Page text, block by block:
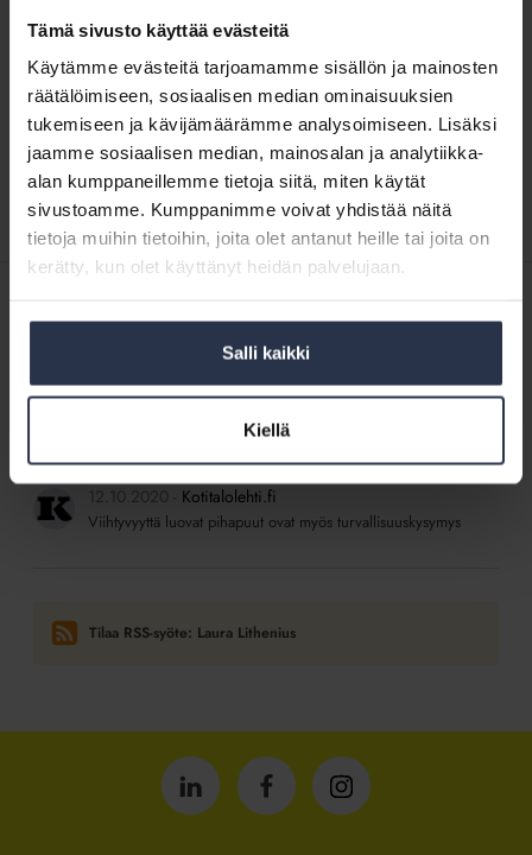
Tämä sivusto käyttää evästeitä
Käytämme evästeitä tarjoamamme sisällön ja mainosten
räätälöimiseen, sosiaalisen median ominaisuuksien
tukemiseen ja kävijämäärämme analysoimiseen. Lisäksi
jaamme sosiaalisen median, mainosalan ja analytiikka-
alan kumppaneillemme tietoja siitä, miten käytät
sivustoamme. Kumppanimme voivat yhdistää näitä
tietoja muihin tietoihin, joita olet antanut heille tai joita on
kerätty, kun olet käyttänyt heidän palvelujaan.
Salli kaikki
Kiellä
muustakin
koronasta
–
merkittävät
energiatehokkuuslait
etenivät
energiatehokkuuslait etenivät
Kulunutta vuotta kuvasi onneksi jokin muukin kuin
koronaepidemia. Vuosi 2020 oli nimittäin rakennusten
energiatehokkuuden kannalta tärkeä. Rakennuksissa on
saavutettavissa isoja energiasäästöjä, kulutetaanhan niissä
noin 40...
Kotitalolehti.fi
Kotitalolehti.fi
12.10.2020 Kotitalolehti.fi
Viihtyvyyttä luovat pihapuut ovat myös turvallisuuskysymys
Tilaa RSS-syöte: Laura Lithenius
IsännöintiliittoIsännöintiliittoIsännöintiliitto